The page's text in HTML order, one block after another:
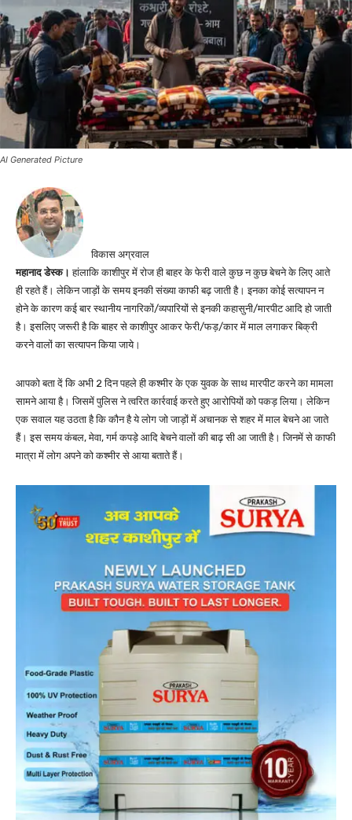
AI Generated Picture
विकास अग्रवाल
महानाद डेस्क। हांलाकि काशीपुर में रोज ही बाहर के फेरी वाले कुछ न कुछ बेचने के लिए आते
ही रहते हैं। लेकिन जाड़ों के समय इनकी संख्या काफी बढ़ जाती है। इनका कोई सत्यापन न
होने के कारण कई बार स्थानीय नागरिकों/व्यपारियों से इनकी कहासुनी/मारपीट आदि हो जाती
है। इसलिए जरूरी है कि बाहर से काशीपुर आकर फेरी/फड़/कार में माल लगाकर बिक्री
करने वालों का सत्यापन किया जाये।
आपको बता दें कि अभी 2 दिन पहले ही कश्मीर के एक युवक के साथ मारपीट करने का मामला
सामने आया है। जिसमें पुलिस ने त्वरित कार्रवाई करते हुए आरोपियों को पकड़ लिया। लेकिन
एक सवाल यह उठता है कि कौन है ये लोग जो जाड़ों में अचानक से शहर में माल बेचने आ जाते
हैं। इस समय कंबल, मेवा, गर्म कपड़े आदि बेचने वालों की बाढ़ सी आ जाती है। जिनमें से काफी
मात्रा में लोग अपने को कश्मीर से आया बताते हैं।